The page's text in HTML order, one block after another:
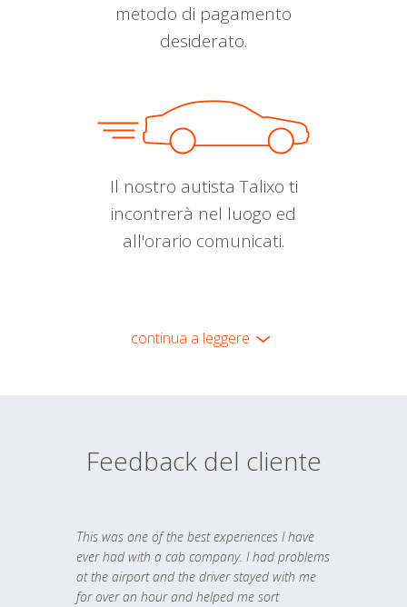
metodo di pagamento
desiderato.
Il nostro autista Talixo ti
incontrerà nel luogo ed
all'orario comunicati.
continua a leggere
Feedback del cliente
This was one of the best experiences I have
ever had with a cab company. I had problems
at the airport and the driver stayed with me
for over an hour and helped me sort